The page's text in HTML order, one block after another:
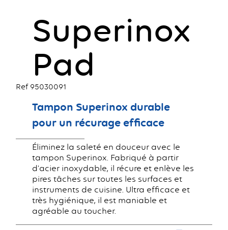
Superinox
Pad
Ref 95030091
Tampon Superinox durable
pour un récurage efficace
Éliminez la saleté en douceur avec le
tampon Superinox. Fabriqué à partir
d'acier inoxydable, il récure et enlève les
pires tâches sur toutes les surfaces et
instruments de cuisine. Ultra efficace et
très hygiénique, il est maniable et
agréable au toucher.